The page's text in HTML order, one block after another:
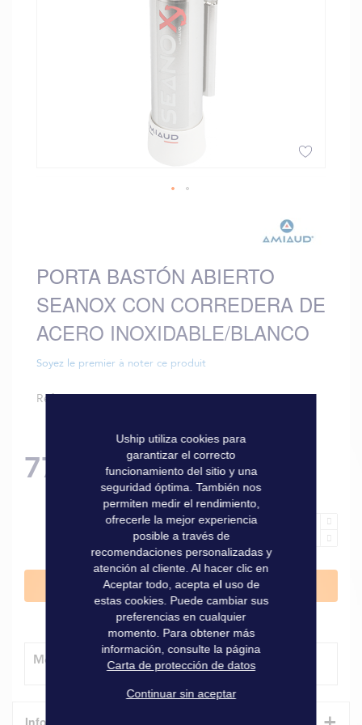
la
galería
de
PORTA BASTÓN ABIERTO
SEANOX CON CORREDERA DE
ACERO INOXIDABLE/BLANCO
Soyez le premier à noter ce produit
Referencia 35463
77,00 €
Añadir al carrito
Método de entrega
Uship utiliza cookies para
garantizar el correcto
funcionamiento del sitio y una
seguridad óptima. También nos
permiten medir el rendimiento,
ofrecerle la mejor experiencia
posible a través de
recomendaciones personalizadas y
atención al cliente. Al hacer clic en
Aceptar todo, acepta el uso de
estas cookies. Puede cambiar sus
preferencias en cualquier
momento. Para obtener más
información, consulte la página
Carta de protección de datos
Continuar sin aceptar